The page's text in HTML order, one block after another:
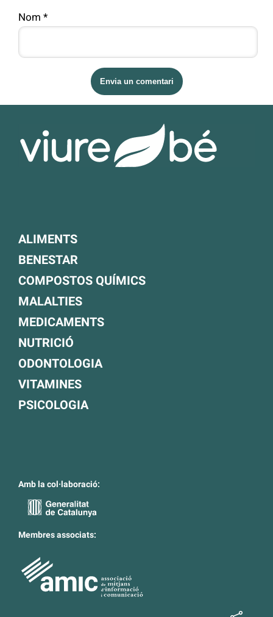
Nom *
ALIMENTS
BENESTAR
COMPOSTOS QUÍMICS
MALALTIES
MEDICAMENTS
NUTRICIÓ
ODONTOLOGIA
VITAMINES
PSICOLOGIA
Amb la col·laboració:
Membres associats: